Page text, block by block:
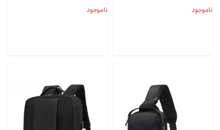
ناموجود ناموجود